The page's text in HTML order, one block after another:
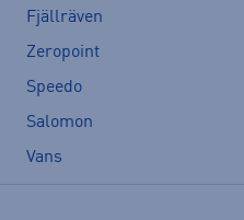
Fjällräven
Zeropoint
Speedo
Salomon
Vans